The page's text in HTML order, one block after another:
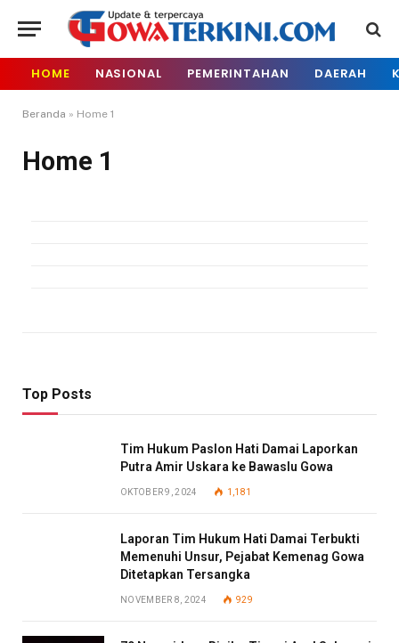
HOME NASIONAL PEMERINTAHAN DAERAH
Beranda » Home 1
Home 1
Top Posts
Tim Hukum Paslon Hati Damai Laporkan
Putra Amir Uskara ke Bawaslu Gowa
OKTOBER 9, 2024 1,181
Laporan Tim Hukum Hati Damai Terbukti
Memenuhi Unsur, Pejabat Kemenag Gowa
Ditetapkan Tersangka
NOVEMBER 8, 2024 929